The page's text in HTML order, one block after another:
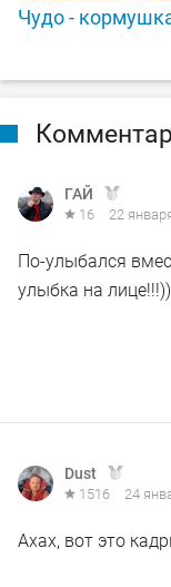
Чудо -
ГАЙ
16 22
По-улыбался
улыбка на
Dust
1516 24
Ахах, вот это